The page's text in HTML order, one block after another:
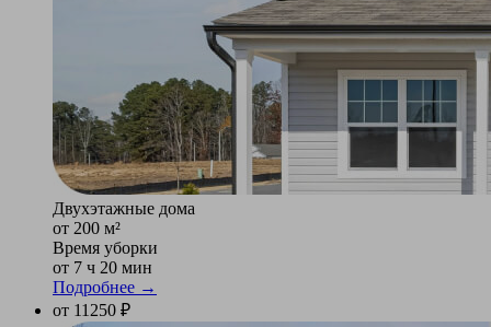
Двухэтажные дома
от 200 м²
Время уборки
от 7 ч 20 мин
Подробнее →
от 11250 ₽